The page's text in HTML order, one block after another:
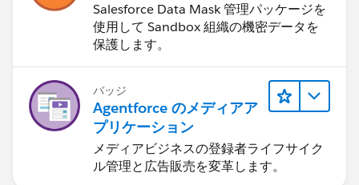
Salesforce Data Mask 管理パッケージを
使用して Sandbox 組織の機密データを
保護します。
バッジ
Agentforce のメディアア
プリケーション
メディアビジネスの登録者ライフサイク
ル管理と広告販売を変革します。